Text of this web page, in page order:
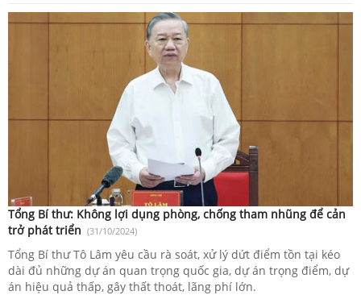
Tổng Bí thư: Không lợi dụng phòng, chống tham nhũng để cản
trở phát triển (31/10/2024)
Tổng Bí thư Tô Lâm yêu cầu rà soát, xử lý dứt điểm tồn tại kéo
dài đủ những dự án quan trọng quốc gia, dự án trọng điểm, dự
án hiệu quả thấp, gây thất thoát, lãng phí lớn.